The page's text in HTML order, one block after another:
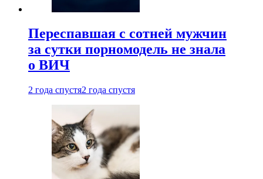
Переспавшая с сотней мужчин
за сутки порномодель не знала
о ВИЧ
2 года спустя2 года спустя